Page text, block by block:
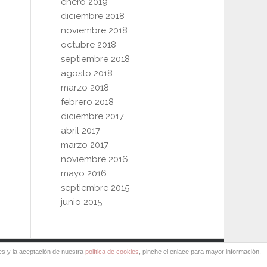
diciembre 2018
noviembre 2018
octubre 2018
septiembre 2018
agosto 2018
marzo 2018
febrero 2018
diciembre 2017
abril 2017
marzo 2017
noviembre 2016
mayo 2016
septiembre 2015
junio 2015
Comunicación
y la aceptación de nuestra política de cookies , pinche el enlace para mayor información.